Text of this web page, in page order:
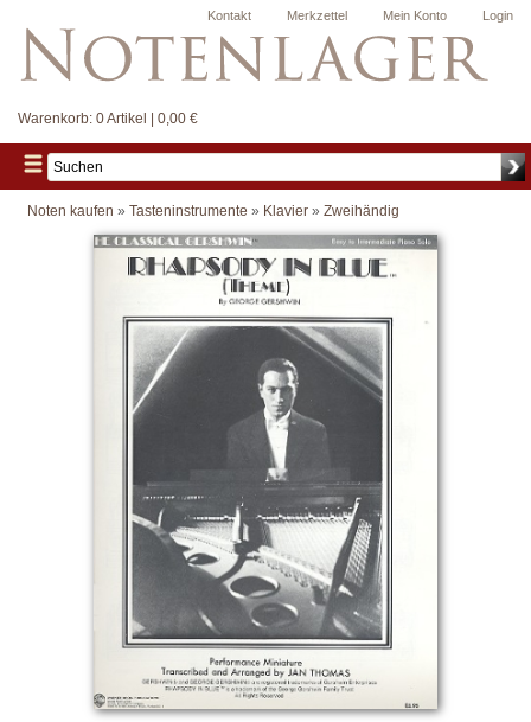
Login
Mein Konto
Merkzettel
Kontakt
Warenkorb: 0 Artikel | 0,00 €
Noten kaufen » Tasteninstrumente » Klavier » Zweihändig